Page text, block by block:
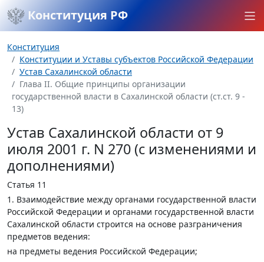
Конституция РФ
Конституция
Конституции и Уставы субъектов Российской Федерации
Устав Сахалинской области
Глава II. Общие принципы организации
государственной власти в Сахалинской области (ст.ст. 9 -
13)
Устав Сахалинской области от 9
июля 2001 г. N 270 (с изменениями и
дополнениями)
Статья 11
1. Взаимодействие между органами государственной власти
Российской Федерации и органами государственной власти
Сахалинской области строится на основе разграничения
предметов ведения:
на предметы ведения Российской Федерации;